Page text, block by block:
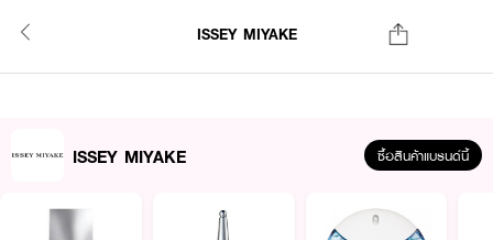
ISSEY MIYAKE
ISSEY MIYAKE ซื้อสินค้าแบรนด์นี้